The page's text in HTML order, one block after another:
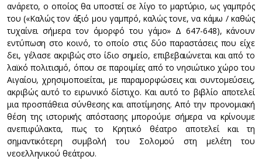
ανάρετο, ο οποίος θα υποστεί σε λίγο το μαρτύριο, ως γαμπρός
του («Καλώς τον άξιό μου γαμπρό, καλώς τονε, να κάμω / καθώς
τυχαίνει σήμερα τον όμορφό του γάμο» Δ 647-648), κάνουν
εντύπωση στο κοινό, το οποίο στις δύο παραστάσεις που είχε
δει, γέλασε ακριβώς στο ίδιο σημείο, επιβεβαιώνεται και από το
λαϊκό πολιτισμό, όπου σε παροιμίες από το νησιώτικο χώρο του
Αιγαίου, χρησιμοποιείται, με παραμορφώσεις και συντομεύσεις,
ακριβώς αυτό το ειρωνικό δίστιχο. Και αυτό το βιβλίο αποτελεί
μια προσπάθεια σύνθεσης και αποτίμησης. Aπό την προνομιακή
θέση της ιστορικής απόστασης μπορούμε σήμερα να κρίνουμε
ανεπιφύλακτα, πως το Kρητικό θέατρο αποτελεί και τη
σημαντικότερη συμβολή του Σολομού στη μελέτη του
νεοελληνικού θεάτρου.